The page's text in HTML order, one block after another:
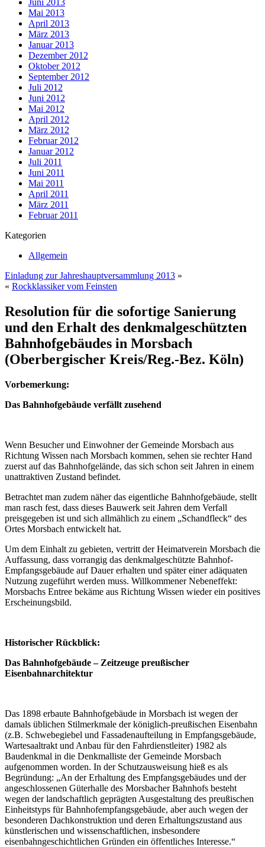
Juni 2013
Mai 2013
April 2013
März 2013
Januar 2013
Dezember 2012
Oktober 2012
September 2012
Juli 2012
Juni 2012
Mai 2012
April 2012
März 2012
Februar 2012
Januar 2012
Juli 2011
Juni 2011
Mai 2011
April 2011
März 2011
Februar 2011
Kategorien
Allgemein
Einladung zur Jahreshauptversammlung 2013 »
« Rockklassiker vom Feinsten
Resolution für die sofortige Sanierung
und den Erhalt des denkmalgeschützten
Bahnhofgebäudes in Morsbach
(Oberbergischer Kreis/Reg.-Bez. Köln)
Vorbemerkung:
Das Bahnhofgebäude verfällt zusehend
Wenn Besucher und Einwohner der Gemeinde Morsbach aus
Richtung Wissen nach Morsbach kommen, sehen sie rechter Hand
zuerst auf das Bahnhofgelände, das sich schon seit Jahren in einem
unattraktiven Zustand befindet.
Betrachtet man zudem näher das eigentliche Bahnhofgebäude, stellt
man rasch fest, dass dieses Bauwerk seit Jahren dem Verfall
preisgegeben ist und sich allmählich zu einem „Schandfleck“ des
Ortes Morsbach entwickelt hat.
Um dem Einhalt zu gebieten, vertritt der Heimatverein Morsbach die
Auffassung, dass vorrangig das denkmalgeschützte Bahnhof-
Empfangsgebäude auf Dauer erhalten und später einer adäquaten
Nutzung zugeführt werden muss. Willkommener Nebeneffekt:
Morsbachs Entree bekäme aus Richtung Wissen wieder ein positives
Erscheinungsbild.
Historischer Rückblick:
Das Bahnhofgebäude – Zeitzeuge preußischer
Eisenbahnarchitektur
Das 1898 erbaute Bahnhofgebäude in Morsbach ist wegen der
damals üblichen Stilmerkmale der königlich-preußischen Eisenbahn
(z.B. Schwebegiebel und Fassadenaufteilung in Empfangsgebäude,
Wartesaaltrakt und Anbau für den Fahrdienstleiter) 1982 als
Baudenkmal in die Denkmalliste der Gemeinde Morsbach
aufgenommen worden. In der Schutzausweisung hieß es als
Begründung: „An der Erhaltung des Empfangsgebäudes und der
angeschlossenen Güterhalle des Morsbacher Bahnhofs besteht
wegen der landschaftlich geprägten Ausgestaltung des preußischen
Einheitstyps für Bahnhofempfangsgebäude, aber auch wegen der
besonderen Dachkonstruktion und deren Erhaltungszustand aus
künstlerischen und wissenschaftlichen, insbesondere
eisenbahngeschichtlichen Gründen ein öffentliches Interesse.“